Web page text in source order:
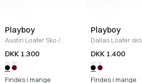
Playboy
Austin Loafer Sko /
BLACK
DKK 1.300
Findes i mange
Playboy
Dallas Loafer sko
BLACK
DKK 1.400
Findes i mange